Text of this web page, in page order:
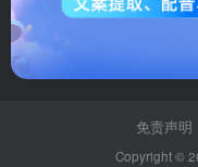
免责声明
Copyright ©